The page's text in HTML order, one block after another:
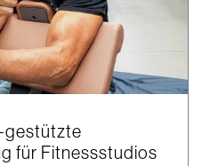
gestützte
für Fitnessstudios